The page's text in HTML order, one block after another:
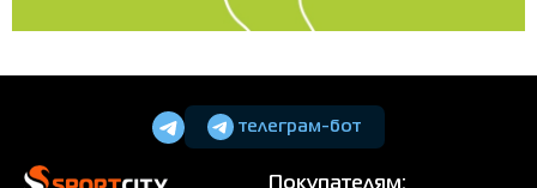
телеграм-бот
Покупателям: